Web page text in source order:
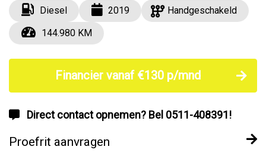
Diesel 2019
Handgeschakeld
144.980 KM
Financier vanaf €130 p/mnd
Direct contact opnemen? Bel 0511-408391!
Proefrit aanvragen